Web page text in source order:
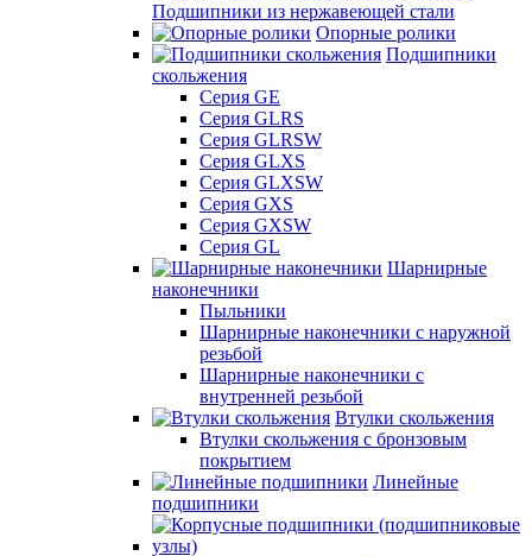
Подшипники из нержавеющей стали
Опорные ролики
Подшипники
скольжения
Серия GE
Серия GLRS
Серия GLRSW
Серия GLXS
Серия GLXSW
Серия GXS
Серия GXSW
Серия GL
Шарнирные
наконечники
Пыльники
Шарнирные наконечники с наружной
резьбой
Шарнирные наконечники с
внутренней резьбой
Втулки скольжения
Втулки скольжения с бронзовым
покрытием
Линейные
подшипники